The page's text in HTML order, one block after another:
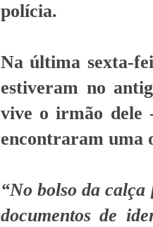
polícia.
Na última sexta-
estiveram no
vive o irmão dele
encontraram uma
“No bolso da
documentos de